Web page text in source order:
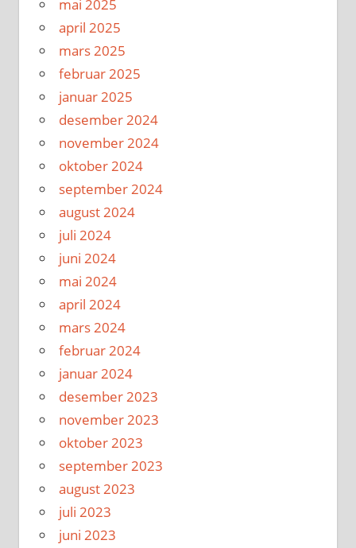
mai 2025
april 2025
mars 2025
februar 2025
januar 2025
desember 2024
november 2024
oktober 2024
september 2024
august 2024
juli 2024
juni 2024
mai 2024
april 2024
mars 2024
februar 2024
januar 2024
desember 2023
november 2023
oktober 2023
september 2023
august 2023
juli 2023
juni 2023